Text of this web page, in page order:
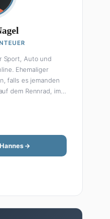
Sport, Auto und
Ehemaliger
falls es jemanden
dem Rennrad, im
Egal ob
UFC oder Olympia –
mit der
Aber Sport ist
ist auch unser Auto-
über Sport oder
→